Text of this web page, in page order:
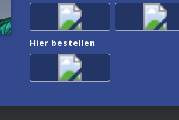
Hier bestellen